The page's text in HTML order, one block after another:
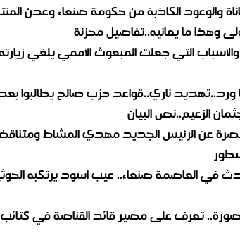
والوعود الكاذبة من حكومة صنعاء وعدن
وهذا ما يعانيه..تفاصيل محزنة
التي جعلت المبعوث الأممي يلغي
ورد..تهديد ناري..قواعد حزب صالح يطالبوا
الزعيم..نص البيان
عن الرئيس الجديد مهدي المشاط
في العاصمة صنعاء.. عيب اسود يرتكبه
تعرف على مصير قائد القناصة في